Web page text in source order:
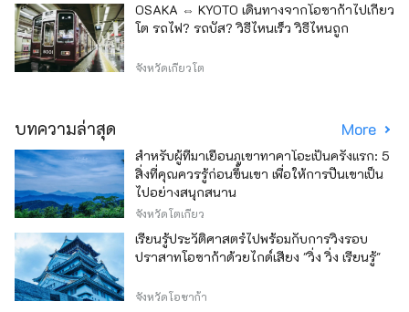
OSAKA ⇔ KYOTO เดินทางจากโอซาก้าไปเกียว
โต รถไฟ? รถบัส? วิธีไหนเร็ว วิธีไหนถูก
จังหวัดเกียวโต
บทความล่าสุด More
สำหรับผู้ที่มาเยือนภูเขาทาคาโอะเป็นครั้งแรก: 5
สิ่งที่คุณควรรู้ก่อนขึ้นเขา เพื่อให้การปีนเขาเป็น
ไปอย่างสนุกสนาน
จังหวัดโตเกียว
เรียนรู้ประวัติศาสตร์ไปพร้อมกับการวิ่งรอบ
ปราสาทโอซาก้าด้วยไกด์เสียง "วิ่ง วิ่ง เรียนรู้"
จังหวัดโอซาก้า